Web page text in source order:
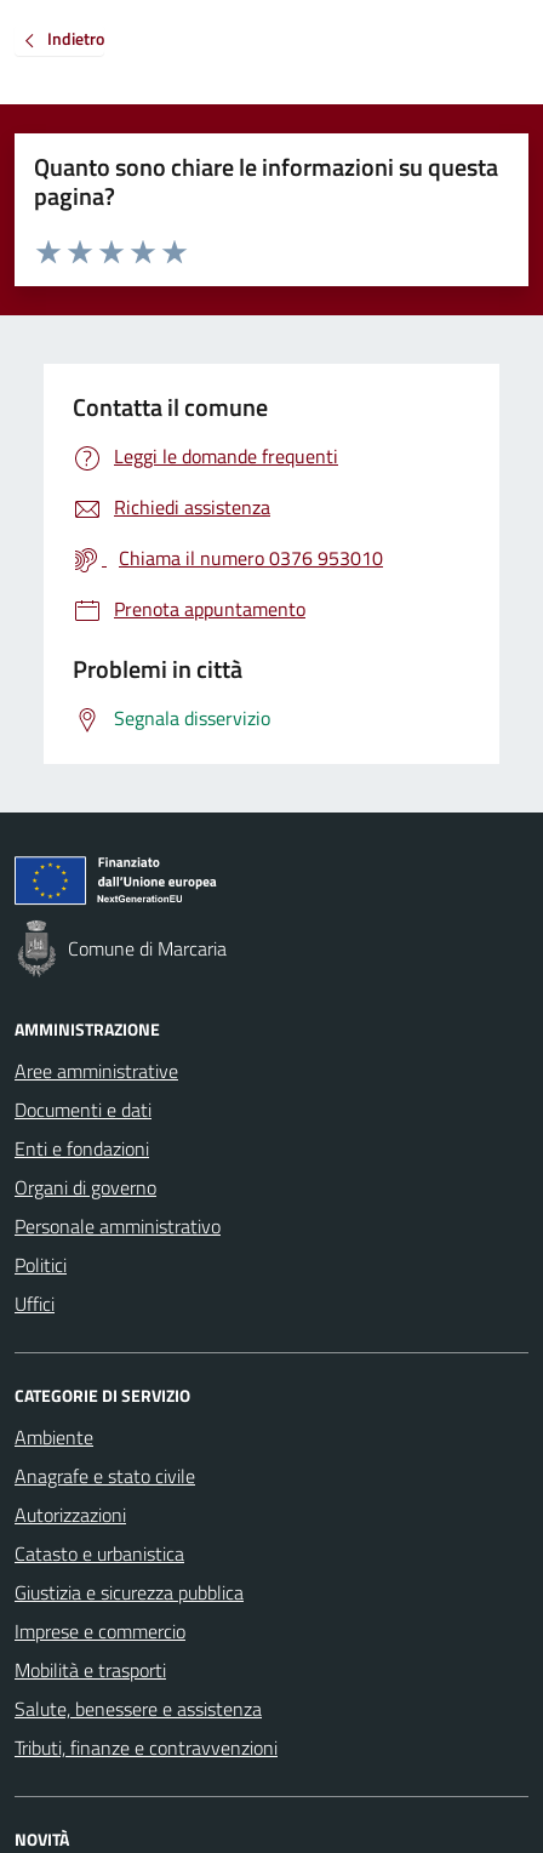
Indietro
Quanto sono chiare le informazioni su questa
pagina?
Valuta da 1 a 5 stelle la pagina
Valuta 5 stelle su 5
Valuta 4 stelle su 5
Valuta 3 stelle su 5
Valuta 2 stelle su 5
Valuta 1 stelle su 5
Contatta il comune
Leggi le domande frequenti
Richiedi assistenza
Chiama il numero 0376 953010
Prenota appuntamento
Problemi in città
Segnala disservizio
Comune di Marcaria
AMMINISTRAZIONE
Aree amministrative
Documenti e dati
Enti e fondazioni
Organi di governo
Personale amministrativo
Politici
Uffici
CATEGORIE DI SERVIZIO
Ambiente
Anagrafe e stato civile
Autorizzazioni
Catasto e urbanistica
Giustizia e sicurezza pubblica
Imprese e commercio
Mobilità e trasporti
Salute, benessere e assistenza
Tributi, finanze e contravvenzioni
NOVITÀ